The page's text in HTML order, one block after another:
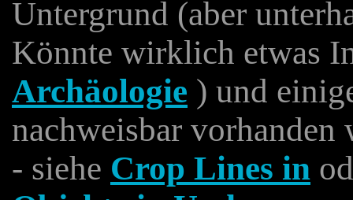
Untergrund (aber
Könnte wirklich etwas
Archäologie ) und
nachweisbar
- siehe Crop Lines in